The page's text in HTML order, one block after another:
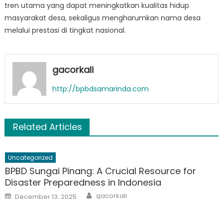
tren utama yang dapat meningkatkan kualitas hidup
masyarakat desa, sekaligus mengharumkan nama desa
melalui prestasi di tingkat nasional.
gacorkali
http://bpbdsamarinda.com
Related Articles
Uncategorized
BPBD Sungai Pinang: A Crucial Resource for
Disaster Preparedness in Indonesia
Posted
December 13, 2025 Author
gacorkali